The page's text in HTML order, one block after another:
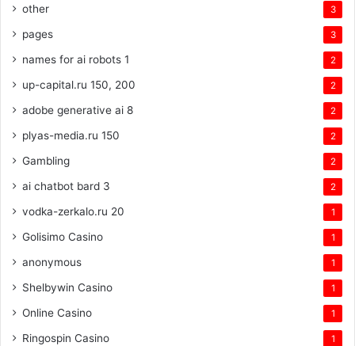
other 3
pages 3
names for ai robots 1 2
up-capital.ru 150, 200 2
adobe generative ai 8 2
plyas-media.ru 150 2
Gambling 2
ai chatbot bard 3 2
vodka-zerkalo.ru 20 1
Golisimo Casino 1
anonymous 1
Shelbywin Casino 1
Online Casino 1
Ringospin Casino 1